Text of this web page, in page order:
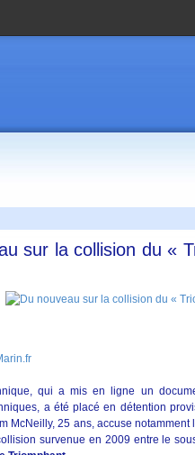
sur la collision du «
qui a mis en ligne un
a été placé en détention
McNeilly, 25 ans, accuse
survenue en 2009 entre le